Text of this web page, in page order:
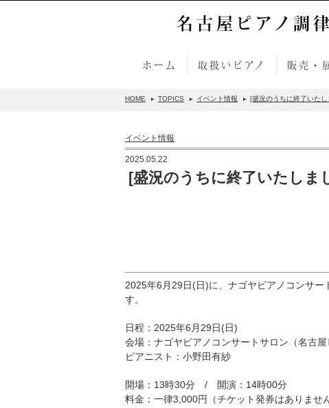
名古屋ピアノ調
ホーム 取扱いピアノ 販売・
HOME TOPICS イベント情報 [盛況のうちに終了いた
イベント情報
2025.05.22
[盛況のうちに終了いたしま
2025年6月29日(日)に、ナゴヤピアノコンサ
す。
日程：2025年6月29日(日)
会場：ナゴヤピアノコンサートサロン（名古屋
ピアニスト：小野田有紗
開場：13時30分 / 開演：14時00分
料金：一律3,000円（チケット発券はありませ